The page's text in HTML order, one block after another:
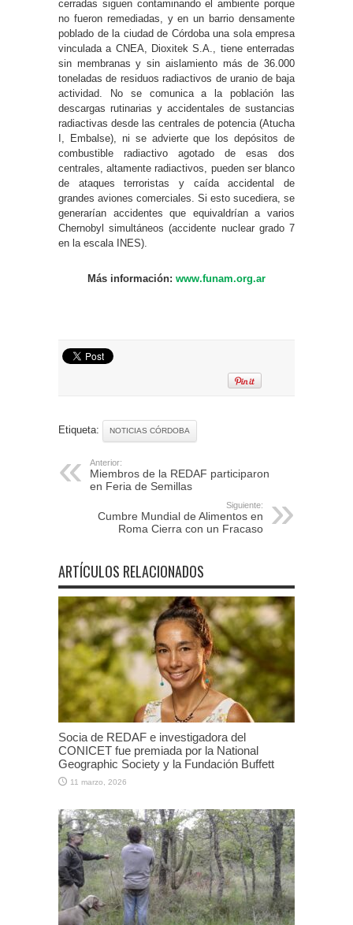
cerradas siguen contaminando el ambiente porque
no fueron remediadas, y en un barrio densamente
poblado de la ciudad de Córdoba una sola empresa
vinculada a CNEA, Dioxitek S.A., tiene enterradas
sin membranas y sin aislamiento más de 36.000
toneladas de residuos radiactivos de uranio de baja
actividad. No se comunica a la población las
descargas rutinarias y accidentales de sustancias
radiactivas desde las centrales de potencia (Atucha
I, Embalse), ni se advierte que los depósitos de
combustible radiactivo agotado de esas dos
centrales, altamente radiactivos, pueden ser blanco
de ataques terroristas y caída accidental de
grandes aviones comerciales. Si esto sucediera, se
generarían accidentes que equivaldrían a varios
Chernobyl simultáneos (accidente nuclear grado 7
en la escala INES).
Más información: www.funam.org.ar
Etiqueta: NOTICIAS CÓRDOBA
Anterior:
Miembros de la REDAF participaron
en Feria de Semillas
Siguiente:
Cumbre Mundial de Alimentos en
Roma Cierra con un Fracaso
ARTÍCULOS RELACIONADOS
Socia de REDAF e investigadora del
CONICET fue premiada por la National
Geographic Society y la Fundación Buffett
11 marzo, 2026